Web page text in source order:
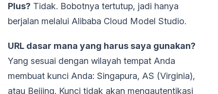
Plus? Tidak. Bobotnya tertutup, jadi hanya
berjalan melalui Alibaba Cloud Model Studio.
URL dasar mana yang harus saya gunakan?
Yang sesuai dengan wilayah tempat Anda
membuat kunci Anda: Singapura, AS (Virginia),
atau Beijing. Kunci tidak akan mengautentikasi